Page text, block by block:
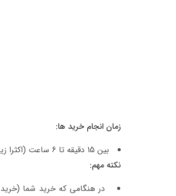
زمان انجام خرید ها:
بین 15 دقیقه تا 6 ساعت (اکثرا زیر یک ساعت تحویل داده میشود)
نکته مهم:
در هنگامی که خرید شما